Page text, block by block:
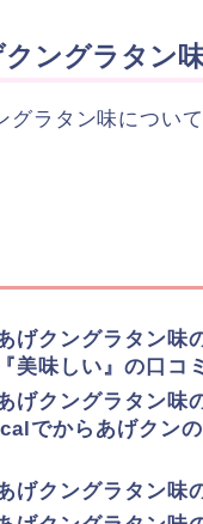
ングラタン
グラタン味につい
げクングラタン味
美味しい』の口コ
げクングラタン味
でからあげクン
げクングラタン味